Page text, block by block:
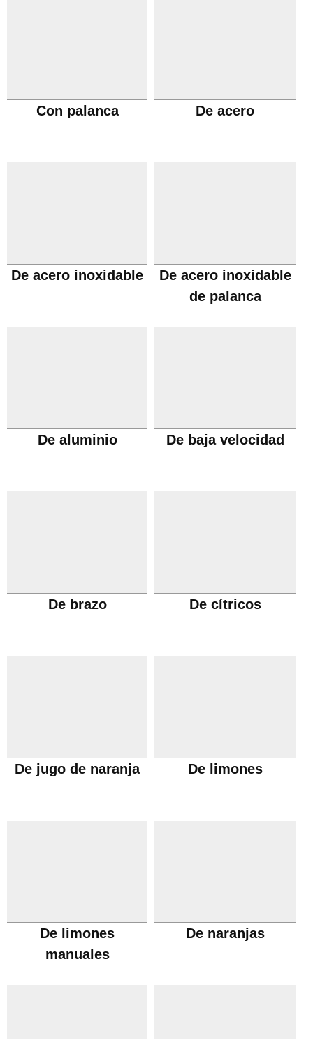
Con palanca De acero
De acero inoxidable
De acero inoxidable
de palanca
De aluminio De baja velocidad
De brazo De cítricos
De jugo de naranja De limones
De limones
manuales
De naranjas